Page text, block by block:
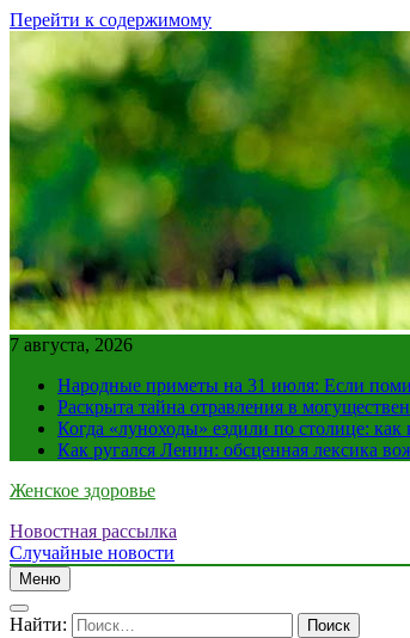
Перейти к содержимому
7 августа, 2026
Народные приметы на 31 июля: Если
Раскрыта тайна отравления в
Когда «луноходы» ездили по столице:
Как ругался Ленин: обсценная лексика
Женское здоровье
Новостная рассылка
Случайные новости
Меню
Найти: